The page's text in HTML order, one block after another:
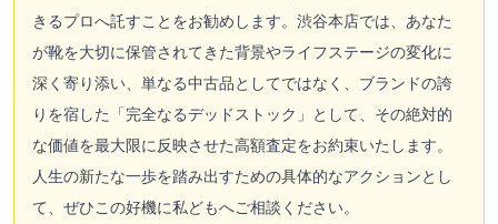
きるプロへ託すことをお勧めします。渋谷本店では、あなた
が靴を大切に保管されてきた背景やライフステージの変化に
深く寄り添い、単なる中古品としてではなく、ブランドの誇
りを宿した「完全なるデッドストック」として、その絶対的
な価値を最大限に反映させた高額査定をお約束いたします。
人生の新たな一歩を踏み出すための具体的なアクションとし
て、ぜひこの好機に私どもへご相談ください。